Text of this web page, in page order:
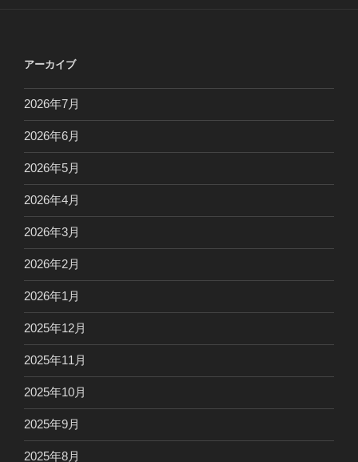
アーカイブ
2026年7月
2026年6月
2026年5月
2026年4月
2026年3月
2026年2月
2026年1月
2025年12月
2025年11月
2025年10月
2025年9月
2025年8月